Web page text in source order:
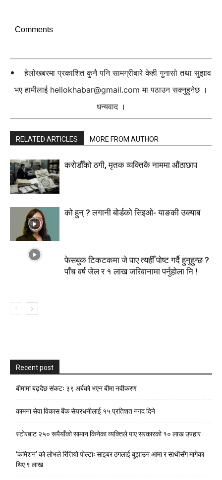
Comments
हेलोखबरमा प्रकाशित कुनै पनि सामग्रीबारे केही गुनासो तथा सुझाव
भए हामीलाई hellokhabar@gmail.com मा पठाउन सक्नुहुनेछ ।
धन्यवाद ।
RELATED ARTICLES MORE FROM AUTHOR
करोडौँको ठगी, मृतक व्यक्तिकै नाममा औंठाछाप
को हुन् ? लगानी बोर्डको सिइओ- याङकी उक्याब
फेसबुक टिकटकमा जे पाए त्यहीँ पोष्ट गर्दै हुनुहुन्छ ?
पाँच वर्ष जेल र १ लाख जरिवानामा पर्नुहाेला नि !
Recent post
बीमामा बढ्दैछ संकटः ३९ अर्बको भएन बीमा नवीकरण
कामना सेवा विकास बैंक सेयरधनीलाई १५ प्रतिशत नगद दिने
स्टाेरबाट २५० रूपैयाँको सामान किनेका व्यक्तिले पाए सरकारको १० लाख उपहार
‘कमिशन’ को लोभले रित्तियो पोल्टाः साइबर ठगलाई बुझाउन आमा र साथीसँग मागेका
थिए ९ लाख